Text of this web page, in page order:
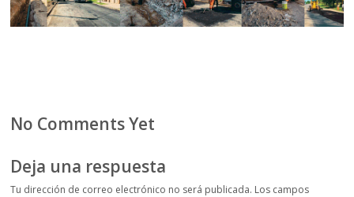
No Comments Yet
Deja una respuesta
Tu dirección de correo electrónico no será publicada. Los campos